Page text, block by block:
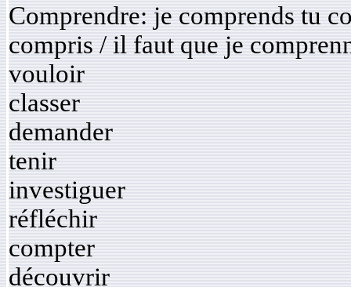
Comprendre: je comprends tu
compris / il faut que je
vouloir
classer
demander
tenir
investiguer
réfléchir
compter
découvrir